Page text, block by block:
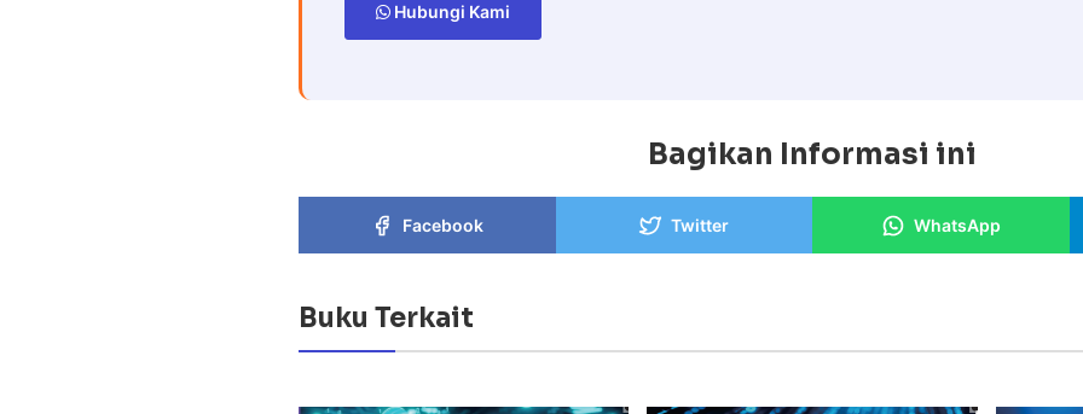
Hubungi Kami
Bagikan Informasi ini
Facebook Twitter WhatsApp
Buku Terkait